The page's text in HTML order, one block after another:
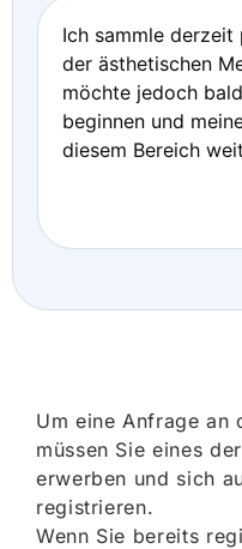
Ich sammle
der ästhetischen
möchte jedoch
beginnen und
diesem Bereich
Um eine Anfrage an
müssen Sie eines
erwerben und sich
registrieren.
Wenn Sie bereits